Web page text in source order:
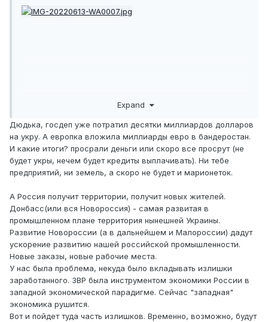
Expand
Дюдька, госдеп уже потратил десятки миллиардов долларов
на укру. А европка вложила миллиарды евро в бандеростан.
И какие итоги? просрали деньги или скоро все просрут (не
будет укры, нечем будет кредиты выплачивать). Ни тебе
предприятий, ни земель, а скоро не будет и марионеток.
А Россия получит территории, получит новых жителей.
Донбасс(или вся Новороссия) - самая развитая в
промышленном плане территория нынешней Украины.
Развитие Новороссии (а в дальнейшем и Малороссии) дадут
ускорение развитию нашей российской промышленности.
Новые заказы, новые рабочие места.
У нас была проблема, некуда было вкладывать излишки
заработанного. ЗВР была инструментом экономики России в
западной экономической парадигме. Сейчас "западная"
экономика рушится.
Вот и пойдет туда часть излишков. Временно, возможно, будут